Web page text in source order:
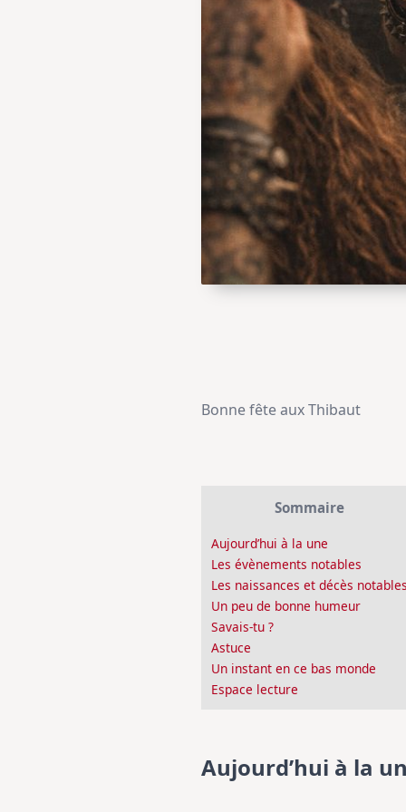
Bonne fête aux Thibaut
Sommaire
Aujourd’hui à la une
Les évènements notables
Les naissances et décès
Un peu de bonne humeur
Savais-tu ?
Astuce
Un instant en ce bas monde
Espace lecture
Aujourd’hui à la